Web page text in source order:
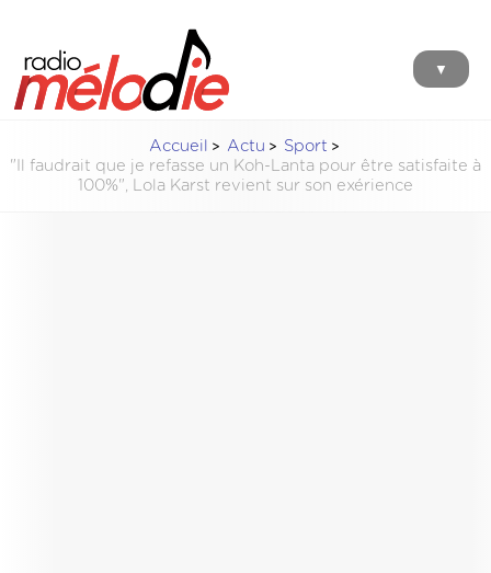
▼
Accueil Actu
Sport
"Il faudrait que je refasse un Koh-Lanta pour être satisfaite à
100%", Lola Karst revient sur son exérience